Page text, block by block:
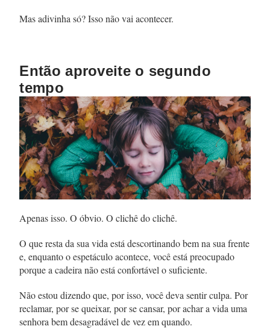
Mas adivinha só? Isso não vai acontecer.
Então aproveite o segundo
tempo
Apenas isso. O óbvio. O clichê do clichê.
O que resta da sua vida está descortinando bem na sua frente
e, enquanto o espetáculo acontece, você está preocupado
porque a cadeira não está confortável o suficiente.
Não estou dizendo que, por isso, você deva sentir culpa. Por
reclamar, por se queixar, por se cansar, por achar a vida uma
senhora bem desagradável de vez em quando.